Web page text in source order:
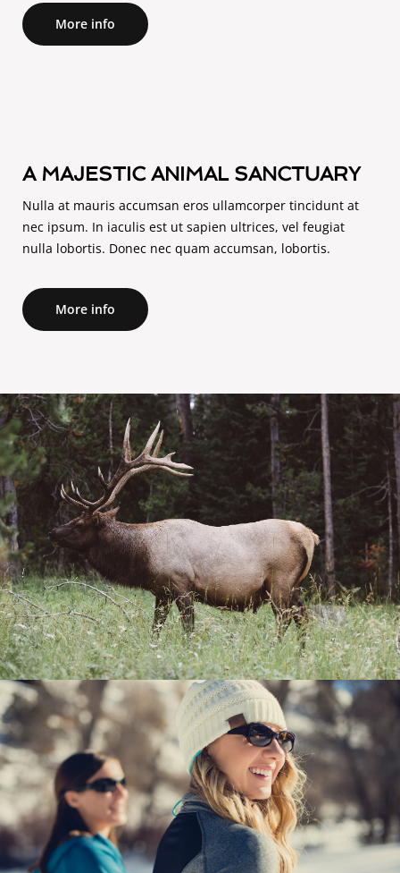
More info
A MAJESTIC ANIMAL SANCTUARY
Nulla at mauris accumsan eros ullamcorper tincidunt at
nec ipsum. In iaculis est ut sapien ultrices, vel feugiat
nulla lobortis. Donec nec quam accumsan, lobortis.
More info